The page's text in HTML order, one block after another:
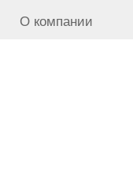
О компании